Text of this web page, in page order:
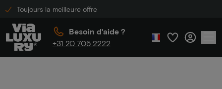
Toujours la meilleure offre
Besoin d'aide ?
+31 20 705 2222